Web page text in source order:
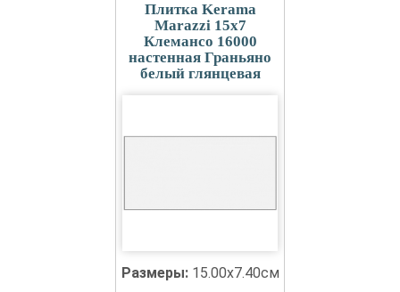
Плитка Kerama
Marazzi 15x7
Клемансо 16000
настенная Граньяно
белый глянцевая
Размеры: 15.00x7.40см